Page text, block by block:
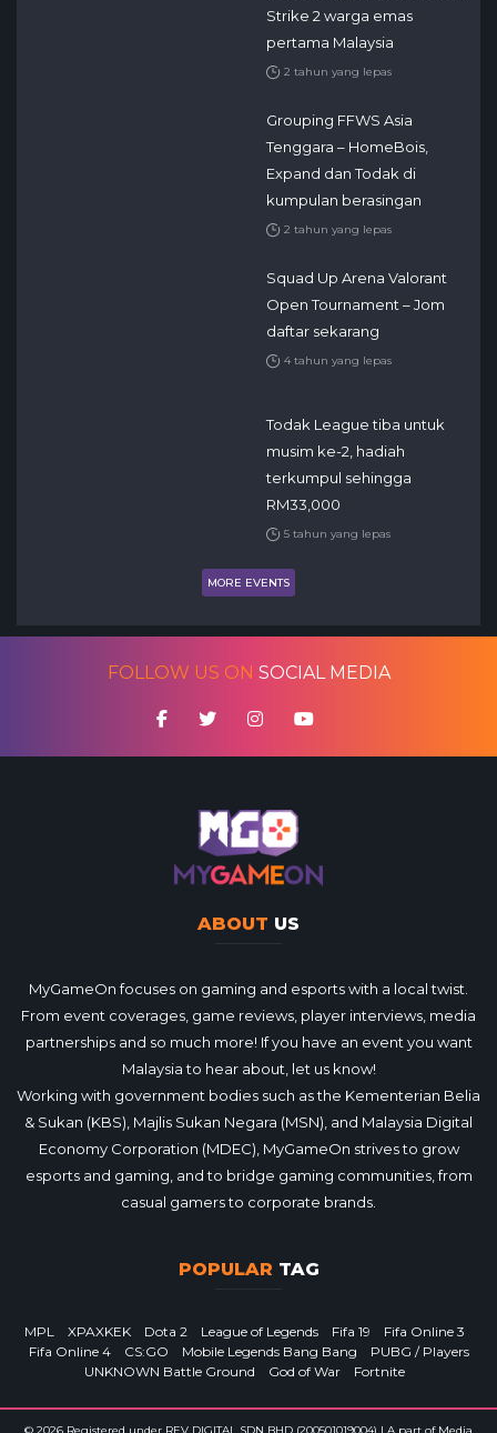
Strike 2 warga emas
pertama Malaysia
2 tahun yang lepas
Grouping FFWS Asia
Tenggara – HomeBois,
Expand dan Todak di
kumpulan berasingan
2 tahun yang lepas
Squad Up Arena Valorant
Open Tournament – Jom
daftar sekarang
4 tahun yang lepas
Todak League tiba untuk
musim ke-2, hadiah
terkumpul sehingga
RM33,000
5 tahun yang lepas
MORE EVENTS
FOLLOW US ON SOCIAL MEDIA
ABOUT US
MyGameOn focuses on gaming and esports with a local twist.
From event coverages, game reviews, player interviews, media
partnerships and so much more! If you have an event you want
Malaysia to hear about, let us know!
Working with government bodies such as the Kementerian Belia
& Sukan (KBS), Majlis Sukan Negara (MSN), and Malaysia Digital
Economy Corporation (MDEC), MyGameOn strives to grow
esports and gaming, and to bridge gaming communities, from
casual gamers to corporate brands.
POPULAR TAG
MPL XPAXKEK Dota 2 League of Legends Fifa 19
Fifa Online 3
Fifa Online 4
CS:GO Mobile Legends Bang Bang
PUBG / Players
UNKNOWN Battle Ground
God of War Fortnite